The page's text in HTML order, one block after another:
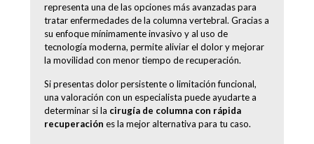
representa una de las opciones más avanzadas para
tratar enfermedades de la columna vertebral. Gracias a
su enfoque mínimamente invasivo y al uso de
tecnología moderna, permite aliviar el dolor y mejorar
la movilidad con menor tiempo de recuperación.
Si presentas dolor persistente o limitación funcional,
una valoración con un especialista puede ayudarte a
determinar si la cirugía de columna con rápida
recuperación es la mejor alternativa para tu caso.